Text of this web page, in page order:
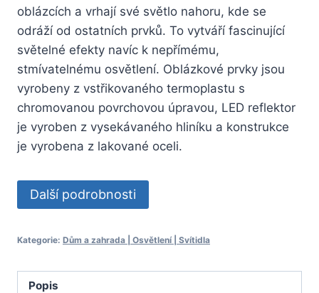
oblázcích a vrhají své světlo nahoru, kde se
odráží od ostatních prvků. To vytváří fascinující
světelné efekty navíc k nepřímému,
stmívatelnému osvětlení. Oblázkové prvky jsou
vyrobeny z vstřikovaného termoplastu s
chromovanou povrchovou úpravou, LED reflektor
je vyroben z vysekávaného hliníku a konstrukce
je vyrobena z lakované oceli.
Další podrobnosti
Kategorie: Dům a zahrada | Osvětlení | Svítidla
Popis